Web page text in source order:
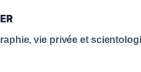
vie privée et